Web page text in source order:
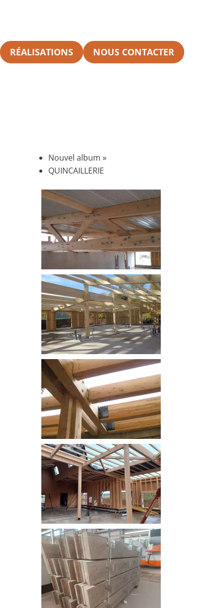
RÉALISATIONS NOUS CONTACTER
Nouvel album »
QUINCAILLERIE